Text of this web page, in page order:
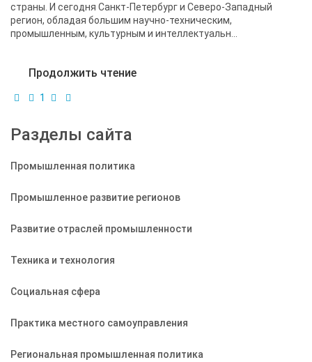
страны. И сегодня Санкт-Петербург и Северо-Западный
регион, обладая большим научно-техническим,
промышленным, культурным и интеллектуальн...
Продолжить чтение
1
Разделы сайта
Промышленная политика
Промышленное развитие регионов
Развитие отраслей промышленности
Техника и технология
Социальная сфера
Практика местного самоуправления
Региональная промышленная политика